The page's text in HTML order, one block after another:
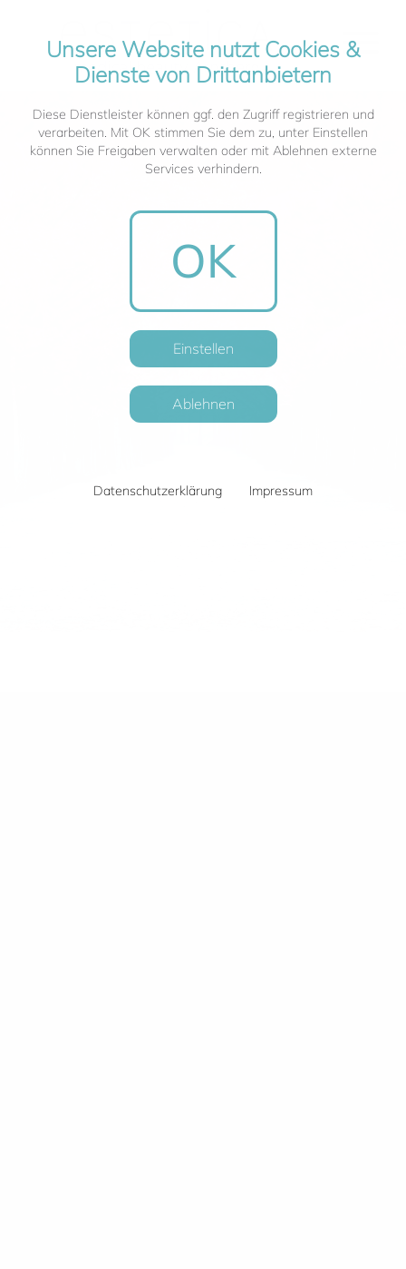
Unsere Website nutzt Cookies &
Dienste von Drittanbietern
Diese Dienstleister können ggf. den Zugriff registrieren und
verarbeiten. Mit OK stimmen Sie dem zu, unter Einstellen
können Sie Freigaben verwalten oder mit Ablehnen externe
Services verhindern.
OK
Einstellen
Ablehnen
Datenschutzerklärung Impressum